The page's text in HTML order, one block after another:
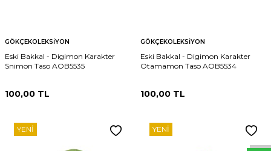
W
h
t
s
p
p
D
e
s
e
H
a
t
t
GÖKÇEKOLEKSIYON
Eski Bakkal - Digimon Karakter
Snimon Taso AOB5535
100,00 TL
GÖKÇEKOLEKSIYON
Eski Bakkal - Digimon Karakter
Otamamon Taso AOB5534
100,00 TL
YENI YENI